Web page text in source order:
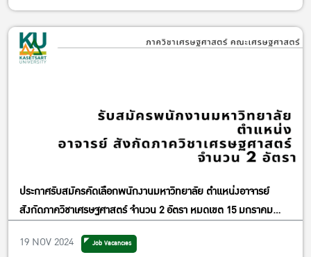
ประกาศรับสมัครคัดเลือกพนักงานมหาวิทยาลัย ตำแหน่งอาจารย์
สังกัดภาควิชาเศรษฐศาสตร์ จำนวน 2 อัตรา หมดเขต 15 มกราคม
19 NOV 2024 Job Vacancies